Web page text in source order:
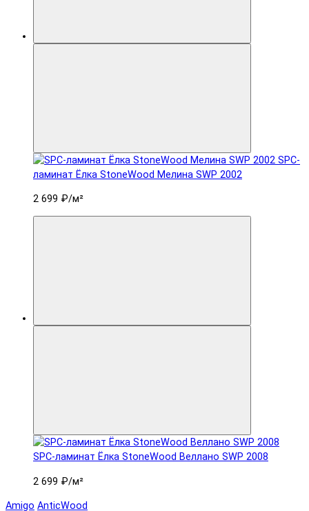
SPC-
ламинат Ëлка StoneWood Мелина SWP 2002
2 699 ₽/м²
SPC-ламинат Ëлка StoneWood Веллано SWP 2008
2 699 ₽/м²
Amigo AnticWood